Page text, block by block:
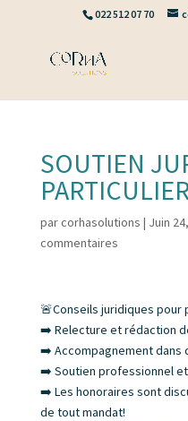
022 512 07 70
SOUTIEN
parcorhasolutions | Juin
commentaires
🚨Conseils juridiques pour
➡️ Relecture et rédaction
➡️ Accompagnement dans
➡️ Soutien professionnel
➡️ Les honoraires sont
de tout mandat!